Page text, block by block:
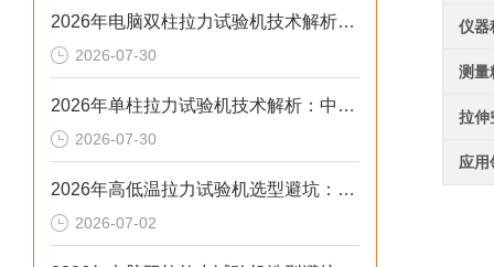
2026年电脑双柱拉力试验机技术解析：中大载荷力学检测选型参考
2026-07-30
2026年单柱拉力试验机技术解析：中小载荷力学检测选型参考
2026-07-30
2026年高低温拉力试验机选型避坑：别让步进低配毁了检测数据
2026-07-02
仪器
测量
拉伸
应用